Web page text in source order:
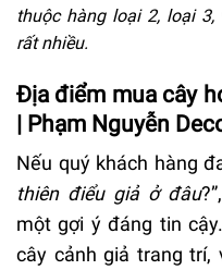
thuộc hàng loại 2, loại
rất nhiều.
Địa điểm mua cây
| Phạm Nguyễn
Nếu quý khách hàng
thiên điểu giả ở đâu
một gợi ý đáng tin
cây cảnh giả trang trí,